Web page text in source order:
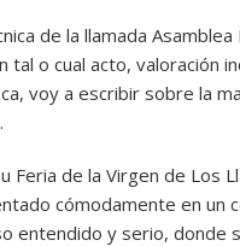
de la llamada Asamblea
tal o cual acto, valoración
voy a escribir sobre la
Feria de la Virgen de Los
cómodamente en un
entendido y serio, donde